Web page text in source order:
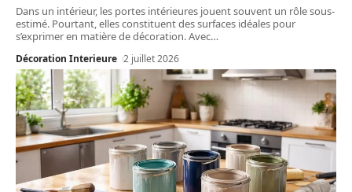
Dans un intérieur, les portes intérieures jouent souvent un rôle sous-
estimé. Pourtant, elles constituent des surfaces idéales pour
s’exprimer en matière de décoration. Avec…
Décoration Interieure 2 juillet 2026